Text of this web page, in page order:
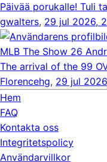
Päivää porukalle! Tuli
gwalters, 29 jul 2026,
MLB The Show 26
The arrival of the 99
Florencehg, 29 jul
Hem
FAQ
Kontakta oss
Integritetspolicy
Användarvillkor